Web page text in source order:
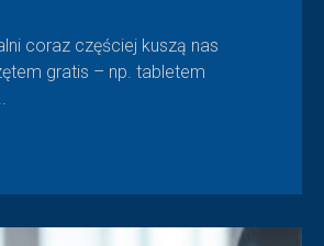
coraz częściej kuszą nas
gratis – np. tabletem